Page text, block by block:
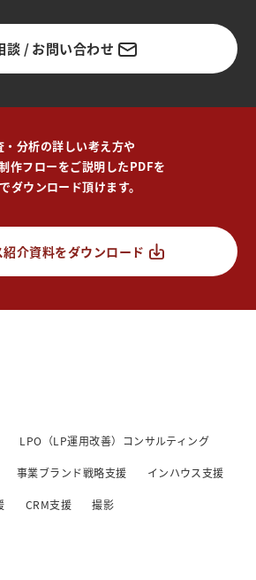
談 / お問い合わせ
・分析の詳しい考え方や
作フローをご説明したPDFを
ダウンロード頂けます。
介資料をダウンロード
LPO（LP運用改善）コンサルティング
事業ブランド戦略支援 インハウス支援
CRM支援 撮影